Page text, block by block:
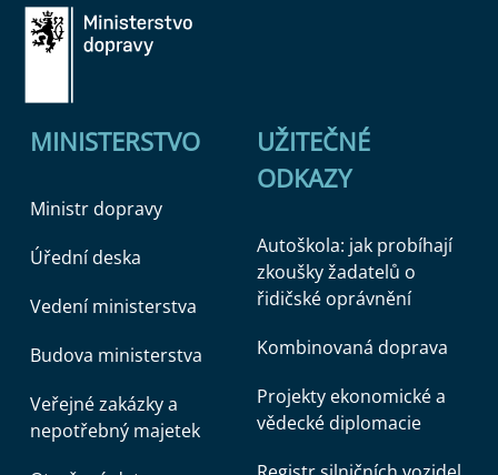
MINISTERSTVO
Ministr dopravy
Úřední deska
Vedení ministerstva
Budova ministerstva
Veřejné zakázky a
nepotřebný majetek
UŽITEČNÉ
ODKAZY
Autoškola: jak probíhají
zkoušky žadatelů o
řidičské oprávnění
Kombinovaná doprava
Projekty ekonomické a
vědecké diplomacie